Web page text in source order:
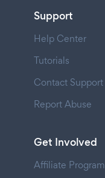
Support
Help Center
Tutorials
Contact Support
Report Abuse
Get Involved
Affiliate Program